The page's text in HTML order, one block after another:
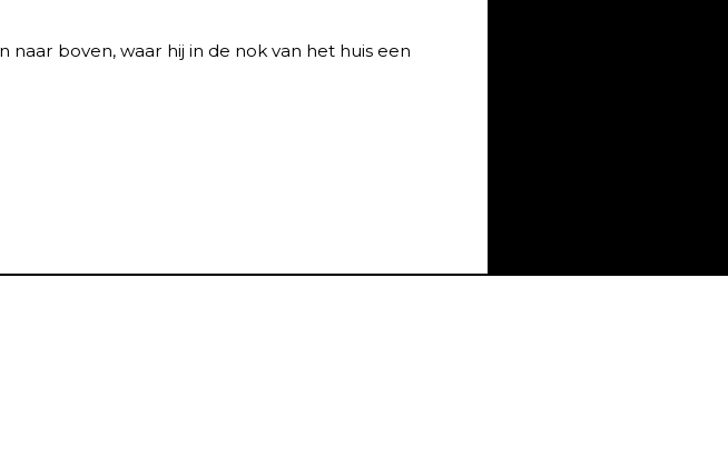
boven, waar hij in de nok van het huis een